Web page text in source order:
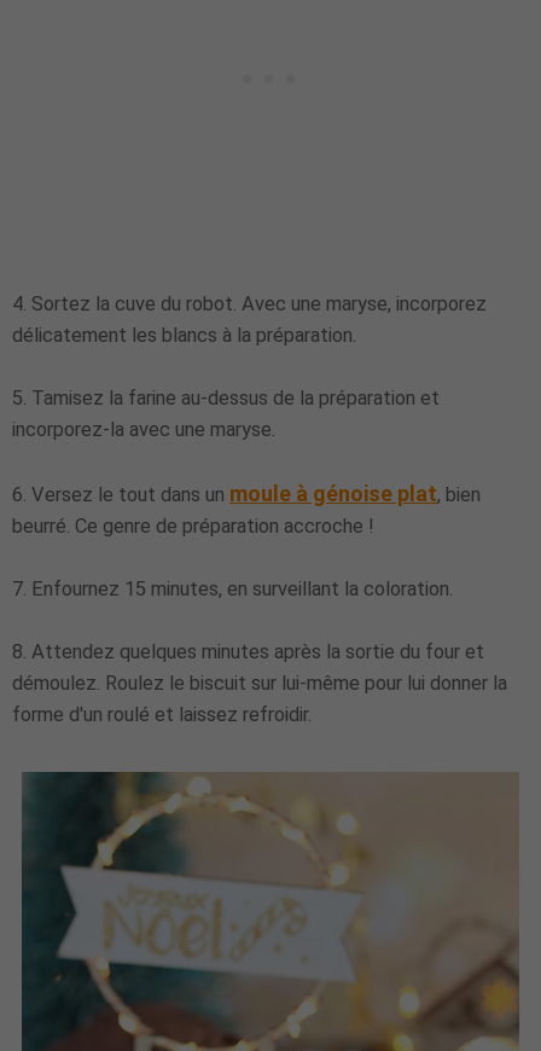
4. Sortez la cuve du robot. Avec une maryse, incorporez
délicatement les blancs à la préparation.
5. Tamisez la farine au-dessus de la préparation et
incorporez-la avec une maryse.
6. Versez le tout dans un moule à génoise plat, bien
beurré. Ce genre de préparation accroche !
7. Enfournez 15 minutes, en surveillant la coloration.
8. Attendez quelques minutes après la sortie du four et
démoulez. Roulez le biscuit sur lui-même pour lui donner la
forme d'un roulé et laissez refroidir.